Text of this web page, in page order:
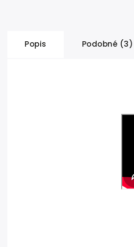
Popis Podobné (3)